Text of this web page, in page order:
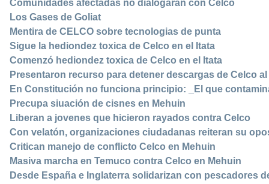
Comunidades afectadas no dialogarán con Celco
Los Gases de Goliat
Mentira de CELCO sobre tecnologias de punta
Sigue la hediondez toxica de Celco en el Itata
Comenzó hediondez toxica de Celco en el Itata
Presentaron recurso para detener descargas de Celco
En Constitución no funciona principio: _El que
Precupa siuación de cisnes en Mehuin
Liberan a jovenes que hicieron rayados contra Celco
Con velatón, organizaciones ciudadanas reiteran su
Critican manejo de conflicto Celco en Mehuin
Masiva marcha en Temuco contra Celco en Mehuin
Desde España e Inglaterra solidarizan con pescadores